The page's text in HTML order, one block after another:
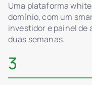
Uma plataforma
domínio, com um
investidor e painel de
duas semanas.
3